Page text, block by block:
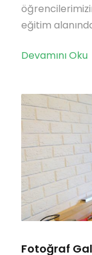
eğitim
Devamını Oku
Fotoğraf